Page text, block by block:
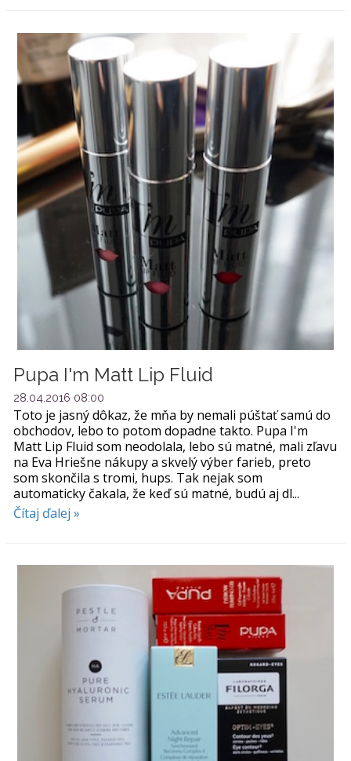
Pupa I'm Matt Lip Fluid
28.04.2016 08:00
Toto je jasný dôkaz, že mňa by nemali púštať samú do
obchodov, lebo to potom dopadne takto. Pupa I'm
Matt Lip Fluid som neodolala, lebo sú matné, mali zľavu
na Eva Hriešne nákupy a skvelý výber farieb, preto
som skončila s tromi, hups. Tak nejak som
automaticky čakala, že keď sú matné, budú aj dl...
Čítaj ďalej »